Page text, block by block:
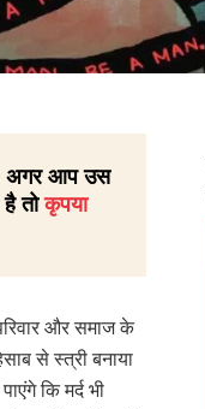
अगर आप उस
है तोकृपया
और समाज के
से स्त्री बनाया
कि मर्द भी